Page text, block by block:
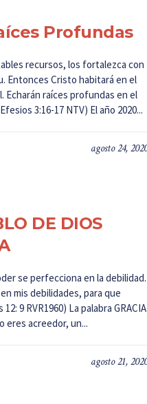
Profundas
recursos, los fortalezca con
Entonces Cristo habitará en el
Echarán raíces profundas en el
3:16-17 NTV) El año 2020...
agosto 24,
DE DIOS
se perfecciona en la debilidad.
mis debilidades, para que
9 RVR1960) La palabra GRACIA
eres acreedor, un...
agosto 21,